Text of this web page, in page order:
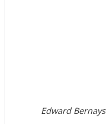
Edward Bernays